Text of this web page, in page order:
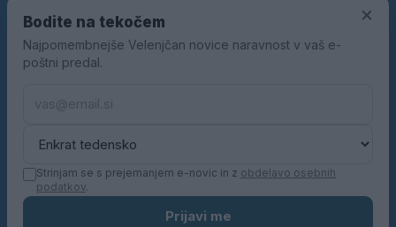
Oglaševanje
Kontakt
×
Bodite na tekočem
Najpomembnejše Velenjčan novice naravnost v vaš e-
poštni predal.
Strinjam se s prejemanjem e-novic in z obdelavo osebnih
podatkov.
Prijavi me